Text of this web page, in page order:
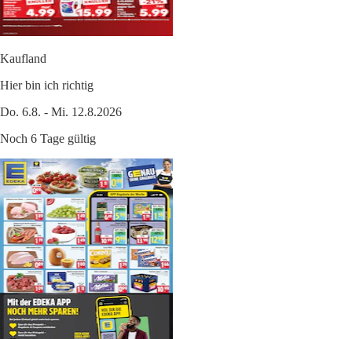
Kaufland
Hier bin ich richtig
Do. 6.8. - Mi. 12.8.2026
Noch 6 Tage gültig